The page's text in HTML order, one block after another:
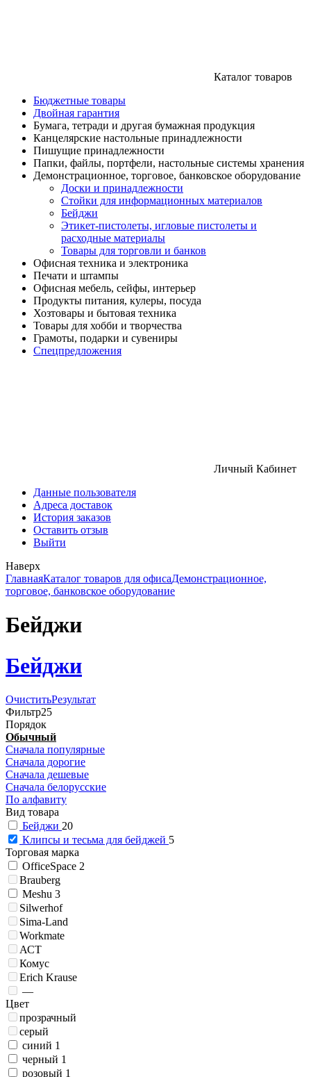
Каталог товаров
Бюджетные товары
Двойная гарантия
Бумага, тетради и другая бумажная продукция
Канцелярские настольные принадлежности
Пишущие принадлежности
Папки, файлы, портфели, настольные системы хранения
Демонстрационное, торговое, банковское оборудование
Доски и принадлежности
Стойки для информационных материалов
Бейджи
Этикет-пистолеты, игловые пистолеты и
расходные материалы
Товары для торговли и банков
Офисная техника и электроника
Печати и штампы
Офисная мебель, сейфы, интерьер
Продукты питания, кулеры, посуда
Хозтовары и бытовая техника
Товары для хобби и творчества
Грамоты, подарки и сувениры
Спецпредложения
Личный Кабинет
Данные пользователя
Адреса доставок
История заказов
Оставить отзыв
Выйти
Наверх
ГлавнаяКаталог товаров для офисаДемонстрационное,
торговое, банковское оборудование
Бейджи
Бейджи
ОчиститьРезультат
Фильтр25
Порядок
Обычный
Сначала популярные
Сначала дорогие
Сначала дешевые
Сначала белорусские
По алфавиту
Вид товара
Бейджи 20
Клипсы и тесьма для бейджей 5
Торговая марка
OfficeSpace 2
Brauberg
Meshu 3
Silwerhof
Sima-Land
Workmate
АСТ
Комус
Erich Krause
—
Цвет
прозрачный
серый
синий 1
черный 1
розовый 1